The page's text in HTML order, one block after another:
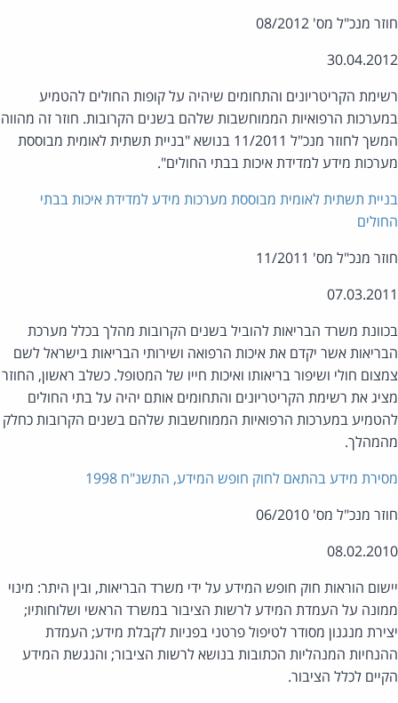
מנכ"ל מס' 08/2012
הקריטריונים והתחומים שיהיה על קופות החולים להטמיע
הרפואיות הממוחשבות שלהם בשנים הקרובות. חוזר זה מהווה
המשך לחוזר מנכ"ל 11/2011 בנושא "בניית תשתית לאומית מבוססת
מידע למדידת איכות בבתי החולים".
תשתית לאומית מבוססת מערכות מידע למדידת איכות בבתי
מנכ"ל מס' 11/2011
משרד הבריאות להוביל בשנים הקרובות מהלך בכלל מערכת
אשר יקדם את איכות הרפואה ושירותי הבריאות בישראל לשם
חולי ושיפור בריאותו ואיכות חייו של המטופל. כשלב ראשון, החוזר
את רשימת הקריטריונים והתחומים אותם יהיה על בתי החולים
במערכות הרפואיות הממוחשבות שלהם בשנים הקרובות כחלק
מידע בהתאם לחוק חופש המידע, התשנ"ח 1998
מנכ"ל מס' 06/2010
הוראות חוק חופש המידע על ידי משרד הבריאות, ובין היתר: מינוי
על העמדת המידע לרשות הציבור במשרד הראשי ושלוחותיו;
מנגנון מסודר לטיפול פרטני בפניות לקבלת מידע; העמדת
המנהליות הכתובות בנושא לרשות הציבור; והנגשת המידע
לכלל הציבור.